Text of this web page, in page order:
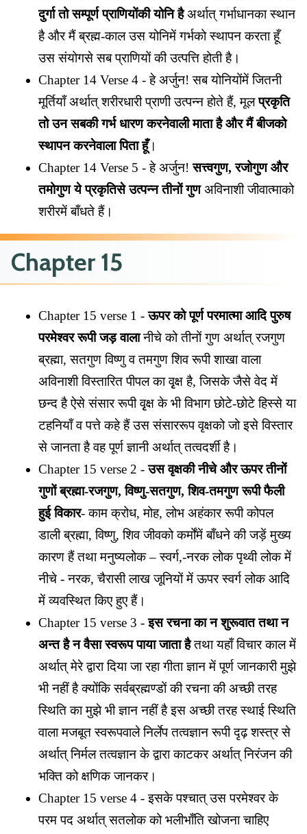
दुर्गा तो सम्पूर्ण प्राणियोंकी योनि हैअर्थात् गर्भाधानका स्थान
है और मैं ब्रह्म-काल उस योनिमें गर्भको स्थापन करता हूँ
उस संयोगसे सब प्राणियों की उत्पत्ति होती है।
Chapter 14 Verse 4 - हे अर्जुन! सब योनियोंमें जितनी
मूर्तियाँ अर्थात् शरीरधारी प्राणी उत्पन्न होते हैं, मूलप्रकृति
तो उन सबकी गर्भ धारण करनेवाली माता है और मैं बीजको
स्थापन करनेवाला पिता हूँ।
Chapter 14 Verse 5 - हे अर्जुन!सत्त्वगुण, रजोगुण और
तमोगुण ये प्रकृतिसे उत्पन्न तीनों गुणअविनाशी जीवात्माको
शरीरमें बाँधते हैं।
Chapter 15
Chapter 15 verse 1 -ऊपर को पूर्ण परमात्मा आदि पुरुष
परमेश्वर रूपी जड़ वालानीचे को तीनों गुण अर्थात् रजगुण
ब्रह्मा, सतगुण विष्णु व तमगुण शिव रूपी शाखा वाला
अविनाशी विस्तारित पीपल का वृृक्ष है, जिसके जैसे वेद में
छन्द है ऐसे संसार रूपी वृृक्ष के भी विभाग छोटे-छोटे हिस्से या
टहनियाँ व पत्ते कहे हैं उस संसाररूप वृक्षको जो इसे विस्तार
से जानता है वह पूर्ण ज्ञानी अर्थात् तत्वदर्शी है।
Chapter 15 verse 2 -उस वृक्षकी नीचे और ऊपर तीनों
गुणों ब्रह्मा-रजगुण, विष्णु-सतगुण, शिव-तमगुण रूपी फैली
हुई विकार- काम क्रोध, मोह, लोभ अहंकार रूपी कोपल
डाली ब्रह्मा, विष्णु, शिव जीवको कर्मोंमें बाँधने की जड़ें मुख्य
कारण हैं तथा मनुष्यलोक – स्वर्ग,-नरक लोक पृथ्वी लोक में
नीचे - नरक, चैरासी लाख जूनियों में ऊपर स्वर्ग लोक आदि
में व्यवस्थित किए हुए हैं।
Chapter 15 verse 3 -इस रचना का न शुरूवात तथा न
अन्त है न वैसा स्वरूप पाया जाता हैतथा यहाँ विचार काल में
अर्थात् मेरे द्वारा दिया जा रहा गीता ज्ञान में पूर्ण जानकारी मुझे
भी नहीं है क्योंकि सर्वब्रह्मण्डों की रचना की अच्छी तरह
स्थिति का मुझे भी ज्ञान नहीं है इस अच्छी तरह स्थाई स्थिति
वाला मजबूत स्वरूपवाले निर्लेप तत्वज्ञान रूपी दृढ़ शस्त्र से
अर्थात् निर्मल तत्वज्ञान के द्वारा काटकर अर्थात् निरंजन की
भक्ति को क्षणिक जानकर।
Chapter 15 verse 4 - इसके पश्चात् उस परमेश्वर के
परम पद अर्थात् सतलोक को भलीभाँति खोजना चाहिए